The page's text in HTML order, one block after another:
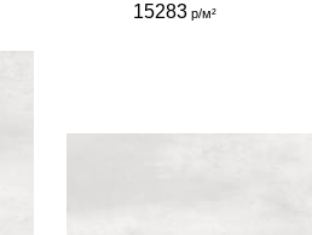
15283 р/м²